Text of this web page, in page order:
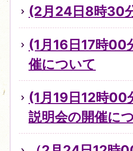
(2月24日8時30
(1月16日17時00
催について
(1月19日12時00
説明会の開催に